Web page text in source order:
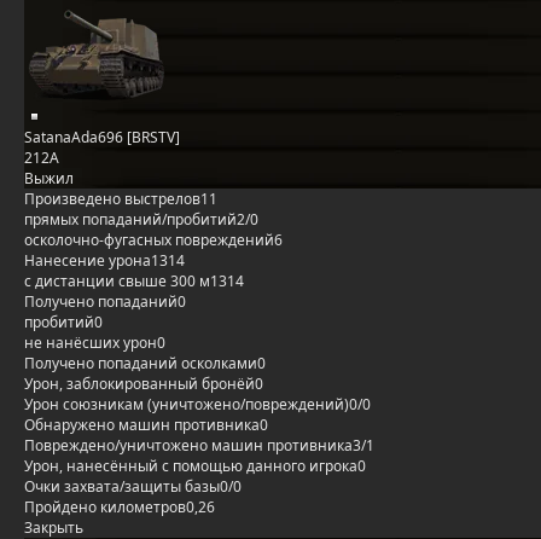
SatanaAda696 [BRSTV]
212А
Выжил
Произведено выстрелов11
прямых попаданий/пробитий2/0
осколочно-фугасных повреждений6
Нанесение урона1314
с дистанции свыше 300 м1314
Получено попаданий0
пробитий0
не нанёсших урон0
Получено попаданий осколками0
Урон, заблокированный бронёй0
Урон союзникам (уничтожено/повреждений)0/0
Обнаружено машин противника0
Повреждено/уничтожено машин противника3/1
Урон, нанесённый с помощью данного игрока0
Очки захвата/защиты базы0/0
Пройдено километров0,26
Закрыть